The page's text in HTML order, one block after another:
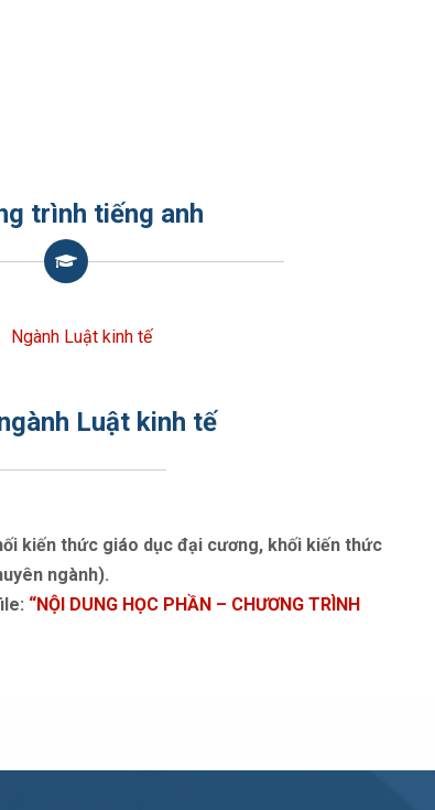
trình tiếng anh
Ngành Luật kinh tế
Luật kinh tế
kiến thức giáo dục đại cương, khối kiến thức
ngành).
“NỘI DUNG HỌC PHẦN – CHƯƠNG TRÌNH